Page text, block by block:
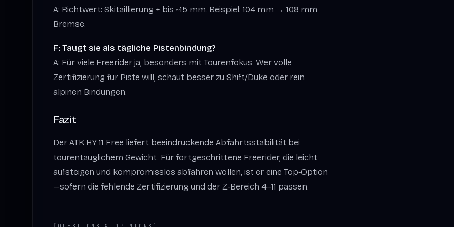
A: Richtwert: Skitaillierung + bis ~15 mm. Beispiel: 104 mm → 108 mm
Bremse.
F: Taugt sie als tägliche Pistenbindung?
A: Für viele Freerider ja, besonders mit Tourenfokus. Wer volle
Zertifizierung für Piste will, schaut besser zu Shift/Duke oder rein
alpinen Bindungen.
Fazit
Der ATK HY 11 Free liefert beeindruckende Abfahrtsstabilität bei
tourentauglichem Gewicht. Für fortgeschrittene Freerider, die leicht
aufsteigen und kompromisslos abfahren wollen, ist er eine Top‑Option
—sofern die fehlende Zertifizierung und der Z‑Bereich 4–11 passen.